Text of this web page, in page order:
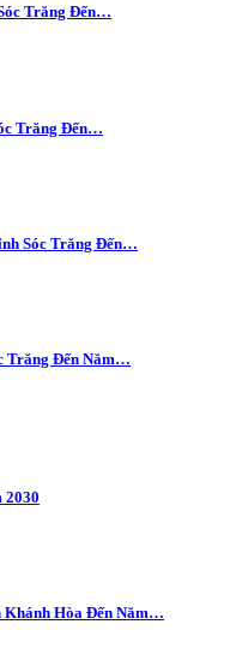
Trăng Đến…
Trăng Đến…
Sóc Trăng Đến…
Trăng Đến Năm…
2030
Khánh Hòa Đến Năm…